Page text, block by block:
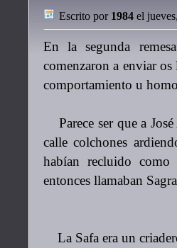
Escrito por 1984 el
En la segunda
comenzaron a enviar
comportamiento u
Parece ser que a
calle colchones
habían recluido
entonces llamaban
La Safa era un